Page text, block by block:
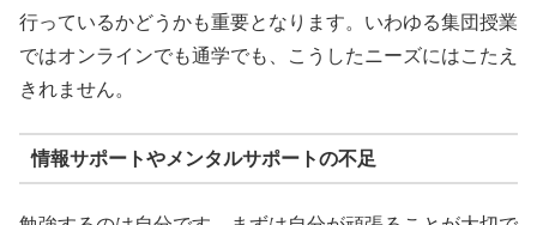
行っているかどうかも重要となります。いわゆる集団授業
ではオンラインでも通学でも、こうしたニーズにはこたえ
きれません。
情報サポートやメンタルサポートの不足